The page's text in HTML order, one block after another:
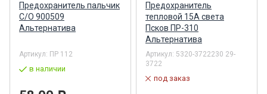
Предохранитель пальчик
С/О 900509
Альтернатива
Артикул: ПР 112
в наличии
Предохранитель
тепловой 15А света
Псков ПР-310
Альтернатива
Артикул: 5320-3722230 29-
3722
под заказ